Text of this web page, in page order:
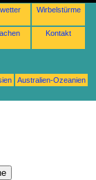
Wirbelstürme
Kontakt
Australien-Ozeanien